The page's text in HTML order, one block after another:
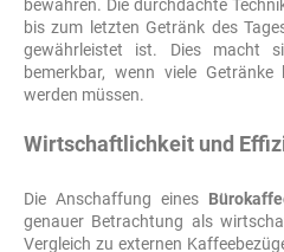
bewahren. Die durchdachte
bis zum letzten Getränk des
gewährleistet ist. Dies macht
bemerkbar, wenn viele
werden müssen.
Wirtschaftlichkeit und
Die Anschaffung eines
genauer Betrachtung als
Vergleich zu externen